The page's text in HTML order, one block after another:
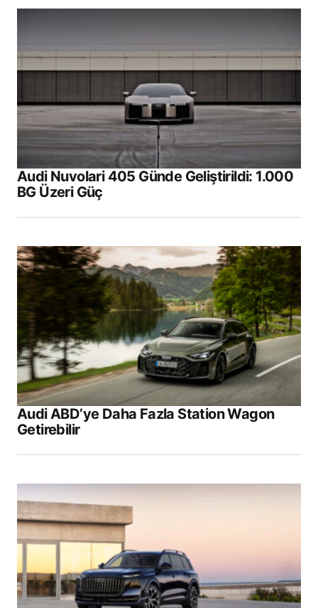
Comment*
Your Name*
Your E-mail*
adım, e-posta adresim ve site adresim bu
tarayıcıya kaydedilsin.
Submit Comment
Audi Nuvolari 405 Günde Geliştirildi: 1.000
BG Üzeri Güç
Audi ABD’ye Daha Fazla Station Wagon
Getirebilir